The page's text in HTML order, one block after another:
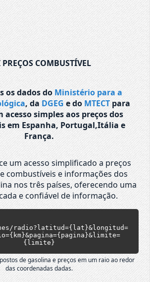
COMBUSTÍVEL
os dados do Ministério para a
, da DGEG e do MTECTpara
acesso simples aos preços dos
em Espanha, Portugal,Itália e
França.
um acesso simplificado a preços
combustíveis e informações dos
nos três países, oferecendo uma
e confiável de informação.
radio?latitud={lat}&longitud=
{limite}
de gasolina e preços em um raio ao redor
das coordenadas dadas.